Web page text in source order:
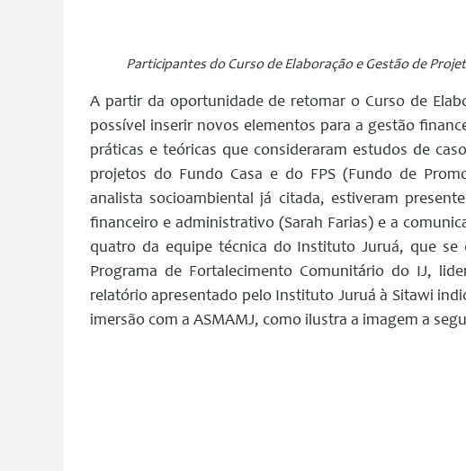
Participantes do Curso de Elaboração e Gestão de
A partir da oportunidade de retomar o Curso de
possível inserir novos elementos para a gestão
práticas e teóricas que consideraram estudos de
projetos do Fundo Casa e do FPS (Fundo de
analista socioambiental já citada, estiveram
financeiro e administrativo (Sarah Farias) e a
quatro da equipe técnica do Instituto Juruá, que se
Programa de Fortalecimento Comunitário do IJ,
relatório apresentado pelo Instituto Juruá à Sitawi
imersão com a ASMAMJ, como ilustra a imagem a